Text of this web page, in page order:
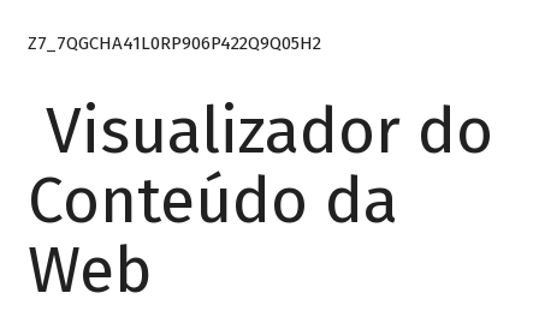
Z7_7QGCHA41L0RP906P422Q9Q05H2
Visualizador do
Conteúdo da
Web